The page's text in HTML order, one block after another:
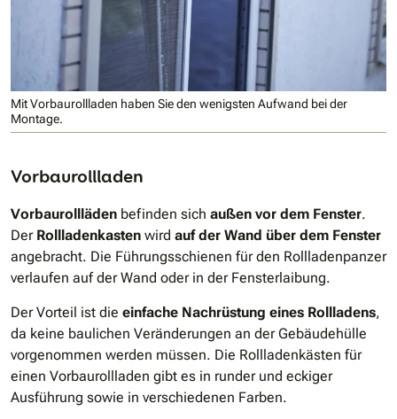
Mit Vorbaurollladen haben Sie den wenigsten Aufwand bei der
Montage.
Vorbaurollladen
Vorbaurollläden befinden sich außen vor dem Fenster.
Der Rollladenkasten wird auf der Wand über dem Fenster
angebracht. Die Führungsschienen für den Rollladenpanzer
verlaufen auf der Wand oder in der Fensterlaibung.
Der Vorteil ist die einfache Nachrüstung eines Rollladens,
da keine baulichen Veränderungen an der Gebäudehülle
vorgenommen werden müssen. Die Rollladenkästen für
einen Vorbaurollladen gibt es in runder und eckiger
Ausführung sowie in verschiedenen Farben.